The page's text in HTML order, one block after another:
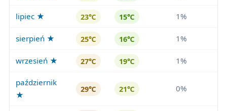
lipiec ★ 23℃ 15℃ 1%
sierpień ★ 25℃ 16℃ 1%
wrzesień ★ 27℃ 19℃ 1%
październik
★
29℃ 21℃ 0%